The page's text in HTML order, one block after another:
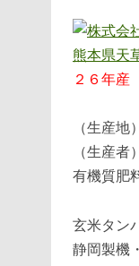
２６年
（生産
（生産
有機質肥
玄米タン
静岡製機